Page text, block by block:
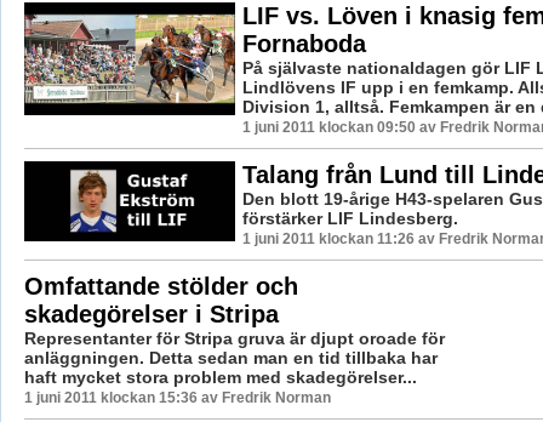
LIF vs. Löven i knasig
Fornaboda
På självaste nationaldagen gör LIF
Lindlövens IF upp i en femkamp.
Division 1, alltså. Femkampen är en
1 juni 2011 klockan 09:50 av Fredrik
Talang från Lund till
Den blott 19-årige H43-spelaren
förstärker LIF Lindesberg.
1 juni 2011 klockan 11:26 av Fredrik
Omfattande stölder och
skadegörelser i Stripa
Representanter för Stripa gruva är djupt oroade för
anläggningen. Detta sedan man en tid tillbaka har
haft mycket stora problem med skadegörelser...
1 juni 2011 klockan 15:36 av Fredrik Norman